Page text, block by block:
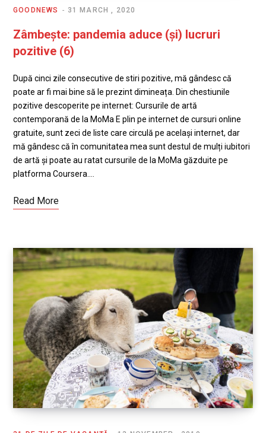
GOODNEWS 31 MARCH , 2020
Zâmbește: pandemia aduce (și) lucruri
pozitive (6)
După cinci zile consecutive de stiri pozitive, mă gândesc că
poate ar fi mai bine să le prezint dimineața. Din chestiunile
pozitive descoperite pe internet: Cursurile de artă
contemporană de la MoMa E plin pe internet de cursuri online
gratuite, sunt zeci de liste care circulă pe același internet, dar
mă gândesc că în comunitatea mea sunt destul de mulți iubitori
de artă și poate au ratat cursurile de la MoMa găzduite pe
platforma Coursera.…
Read More